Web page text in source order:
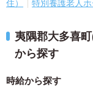
住）
特別養護老人ホ
夷隅郡大多喜
から探す
時給から探す